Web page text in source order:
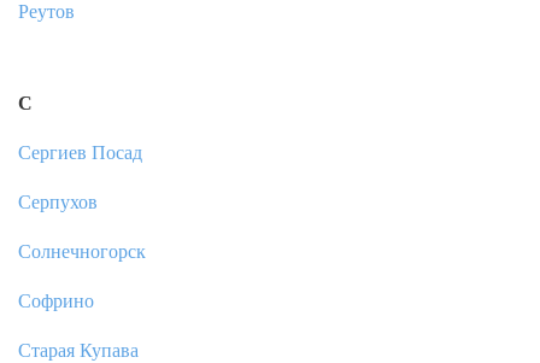
Реутов
С
Сергиев Посад
Серпухов
Солнечногорск
Софрино
Старая Купава